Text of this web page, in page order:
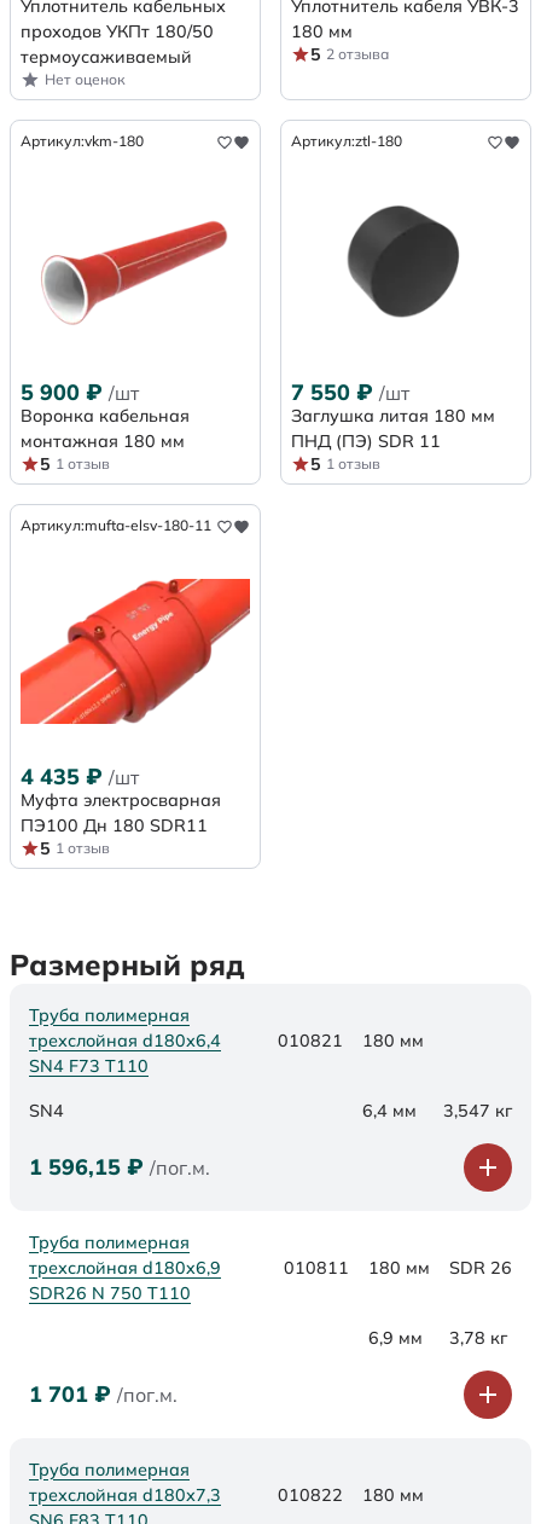
Уплотнитель кабельных
проходов УКПт 180/50
термоусаживаемый
Нет оценок
Уплотнитель кабеля УВК-3
180 мм
5 2 отзыва
Артикул:vkm-180
5 900 ₽ /шт
Воронка кабельная
монтажная 180 мм
5 1 отзыв
Артикул:ztl-180
7 550 ₽ /шт
Заглушка литая 180 мм
ПНД (ПЭ) SDR 11
5 1 отзыв
Артикул:mufta-elsv-180-11
4 435 ₽ /шт
Муфта электросварная
ПЭ100 Дн 180 SDR11
5 1 отзыв
Размерный ряд
Труба полимерная
трехслойная d180х6,4
SN4 F73 Т110
010821 180 мм
SN4 6,4 мм 3,547 кг
1 596,15 ₽ /пог.м.
Труба полимерная
трехслойная d180x6,9
SDR26 N 750 Т110
010811 180 мм SDR 26
6,9 мм 3,78 кг
1 701 ₽ /пог.м.
Труба полимерная
трехслойная d180х7,3
010822 180 мм